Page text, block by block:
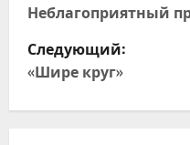
а
в
Неблагоприятный
Следующий:
«Шире круг»